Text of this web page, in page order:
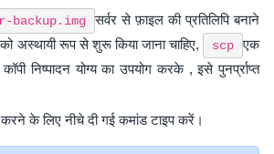
backup.img
सर्वर से फ़ाइल की प्रतिलिपि बनाने
अस्थायी रूप से शुरू किया जाना चाहिए,
scp
एक
निष्पादन योग्य का उपयोग करके , इसे पुनर्प्राप्त
के लिए नीचे दी गई कमांड टाइप करें।